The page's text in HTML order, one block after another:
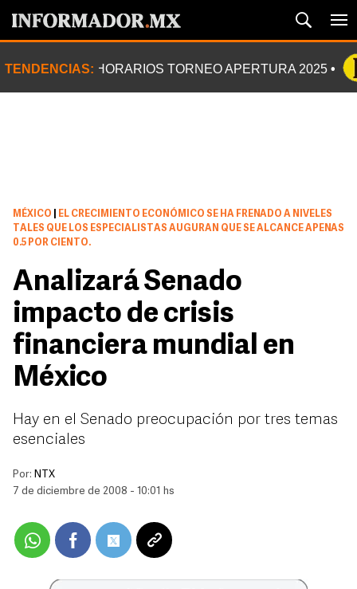
TENDENCIAS: HORARIOS TORNEO APERTURA 2025
MÉXICO
EL CRECIMIENTO ECONÓMICO SE HA FRENADO A NIVELES
TALES QUE LOS ESPECIALISTAS AUGURAN QUE SE ALCANCE APENAS
0.5 POR CIENTO.
Analizará Senado
impacto de crisis
financiera mundial en
México
Hay en el Senado preocupación por tres temas
esenciales
Por: NTX
7 de diciembre de 2008 - 10:01 hs